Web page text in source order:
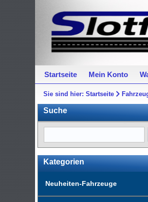
Startseite Mein Konto
Sie sind hier:Startseite
Suche
Kategorien
Neuheiten-Fahrzeuge